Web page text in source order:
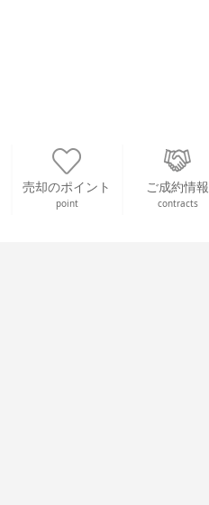
売却のポイント
point
ご成約情報
contracts